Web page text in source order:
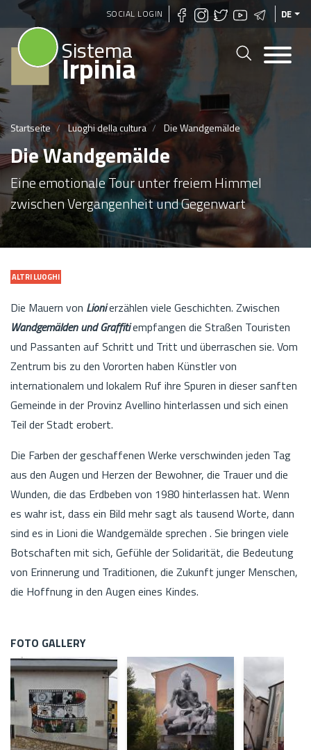
Direkt
zum
Inhalt
SOCIAL LOGIN DE
Sistema
Irpinia
Startseite Luoghi della cultura Die Wandgemälde
Die Wandgemälde
Eine emotionale Tour unter freiem Himmel
zwischen Vergangenheit und Gegenwart
ALTRI LUOGHI
Die Mauern von Lionierzählen viele Geschichten. Zwischen
Wandgemälden und Graffitiempfangen die Straßen Touristen
und Passanten auf Schritt und Tritt und überraschen sie. Vom
Zentrum bis zu den Vororten haben Künstler von
internationalem und lokalem Ruf ihre Spuren in dieser sanften
Gemeinde in der Provinz Avellino hinterlassen und sich einen
Teil der Stadt erobert.
Die Farben der geschaffenen Werke verschwinden jeden Tag
aus den Augen und Herzen der Bewohner, die Trauer und die
Wunden, die das Erdbeben von 1980 hinterlassen hat. Wenn
es wahr ist, dass ein Bild mehr sagt als tausend Worte, dann
sind es in Lioni die Wandgemälde sprechen . Sie bringen viele
Botschaften mit sich, Gefühle der Solidarität, die Bedeutung
von Erinnerung und Traditionen, die Zukunft junger Menschen,
die Hoffnung in den Augen eines Kindes.
FOTO GALLERY